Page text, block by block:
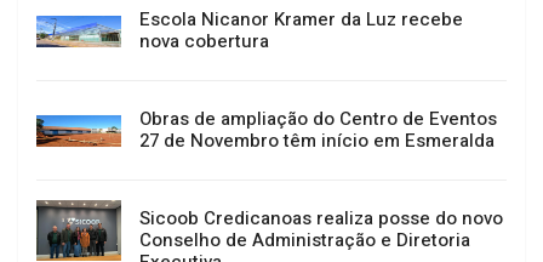
Escola Nicanor Kramer da Luz recebe
nova cobertura
Obras de ampliação do Centro de Eventos
27 de Novembro têm início em Esmeralda
Sicoob Credicanoas realiza posse do novo
Conselho de Administração e Diretoria